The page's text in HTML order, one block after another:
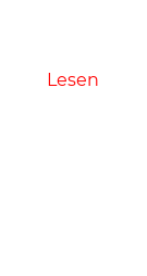
Navigation
Lesen